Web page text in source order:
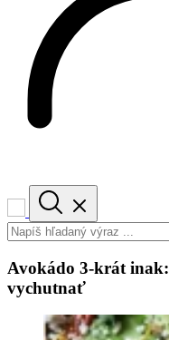
Avokádo 3-krát inak:
vychutnať